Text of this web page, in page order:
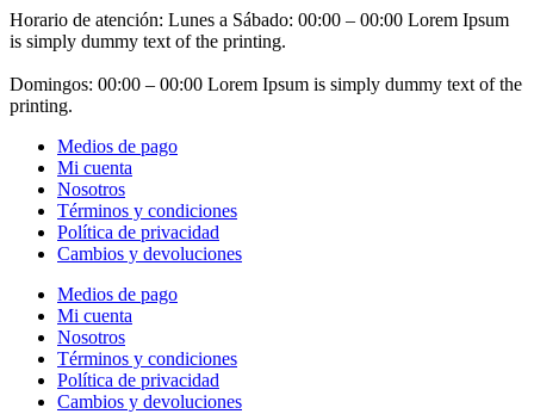
Horario de atención: Lunes a Sábado: 00:00 – 00:00 Lorem Ipsum
is simply dummy text of the printing.
Domingos: 00:00 – 00:00 Lorem Ipsum is simply dummy text of the
printing.
Medios de pago
Mi cuenta
Nosotros
Términos y condiciones
Política de privacidad
Cambios y devoluciones
Medios de pago
Mi cuenta
Nosotros
Términos y condiciones
Política de privacidad
Cambios y devoluciones